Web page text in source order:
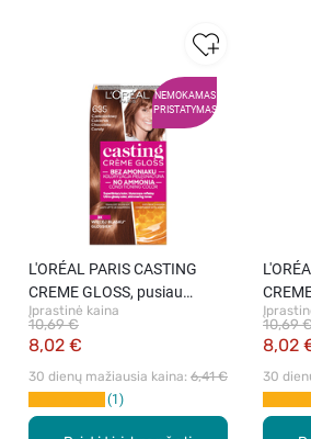
NEMOKAMAS
PRISTATYMAS
L′ORÉAL PARIS CASTING
CREME GLOSS, pusiau
ilgalaikiai plaukų dažai be
amoniako, 635 Chocolate
Įprastinė kaina
8,02 €
10,69 €
30 dienų mažiausia kaina: 6,41 €
1
8,02
10,69
30